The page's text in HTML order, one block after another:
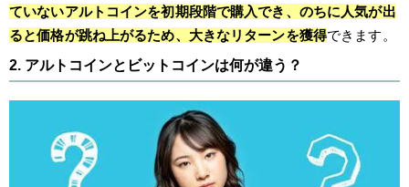
ていないアルトコインを初期段階で購入でき、のちに人気が出
ると価格が跳ね上がるため、大きなリターンを獲得できます。
2. アルトコインとビットコインは何が違う？